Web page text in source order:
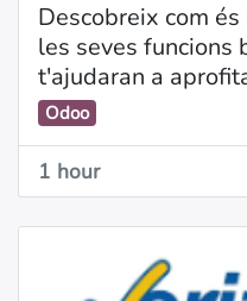
Descobreix com
les seves funcions
t'ajudaran a
Odoo
1 hour